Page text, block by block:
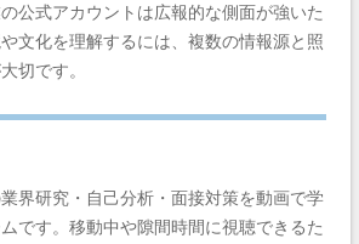
公式アカウントは広報的な側面が強いた
文化を理解するには、複数の情報源と照
切です。
界研究・自己分析・面接対策を動画で学
です。移動中や隙間時間に視聴できるた